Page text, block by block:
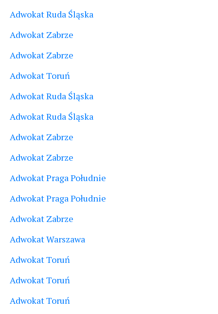
Adwokat Ruda Śląska
Adwokat Zabrze
Adwokat Zabrze
Adwokat Toruń
Adwokat Ruda Śląska
Adwokat Ruda Śląska
Adwokat Zabrze
Adwokat Zabrze
Adwokat Praga Południe
Adwokat Praga Południe
Adwokat Zabrze
Adwokat Warszawa
Adwokat Toruń
Adwokat Toruń
Adwokat Toruń